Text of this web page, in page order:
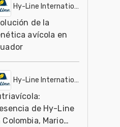
Hy-Line International
de la
avícola en
Hy-Line International
de Hy-Line
Colombia, Mario